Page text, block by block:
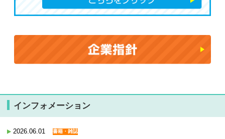
インフォメーション
2026.06.01 書籍・雑誌